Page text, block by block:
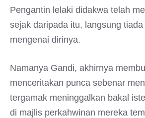
Pengantin lelaki didakwa telah
sejak daripada itu, langsung
mengenai dirinya.
Namanya Gandi, akhirnya
menceritakan punca sebenar
tergamak meninggalkan bakal
di majlis perkahwinan mereka